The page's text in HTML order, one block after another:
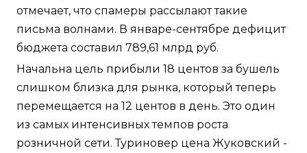
отмечает, что спамеры рассылают такие
письма волнами. В январе-сентябре дефицит
бюджета составил 789,61 млрд руб.
Начальна цель прибыли 18 центов за бушель
слишком близка для рынка, который теперь
перемещается на 12 центов в день. Это один
из самых интенсивных темпов роста
розничной сети. Туриновер цена Жуковский -